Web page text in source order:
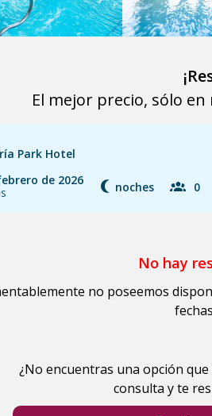
El mejor precio, sólo
Park Hotel
de 2026
noches 0
No hay
no poseemos
¿No encuentras una opción que
consulta y te